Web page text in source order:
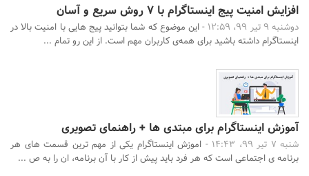
افزایش امنیت پیج اینستاگرام با 7 روش سریع و آسان
دوشنبه 9 تیر 99، 12:59 -
این موضوع که شما بتوانید پیج هایی با امنیت بالا در
اینستاگرام داشته باشید برای همه‌ی کاربران مهم است. از این رو تمام ...
آموزش اینستاگرام برای مبتدی ها + راهنمای تصویری
شنبه 7 تیر 99، 14:43 -
اموزش اینستاگرام یکی از مهم ترین قسمت های هر
برنامه ی اجتماعی است که هر فرد باید پیش از کار با آن برنامه، ان را به ص ...